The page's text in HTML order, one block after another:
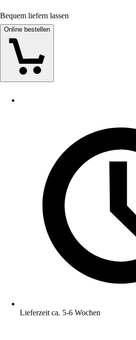
Bequem liefern lassen
Online bestellen
Lieferzeit ca. 5-6 Wochen